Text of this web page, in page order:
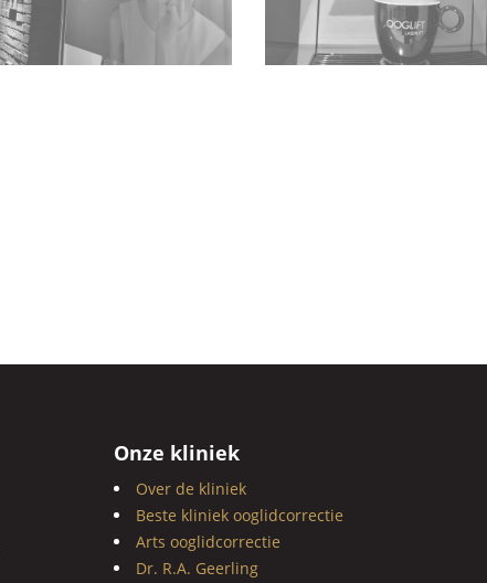
Onze kliniek
Over de kliniek
Beste kliniek ooglidcorrectie
Arts ooglidcorrectie
Dr. R.A. Geerling